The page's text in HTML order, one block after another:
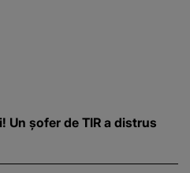
Un șofer de TIR a distrus